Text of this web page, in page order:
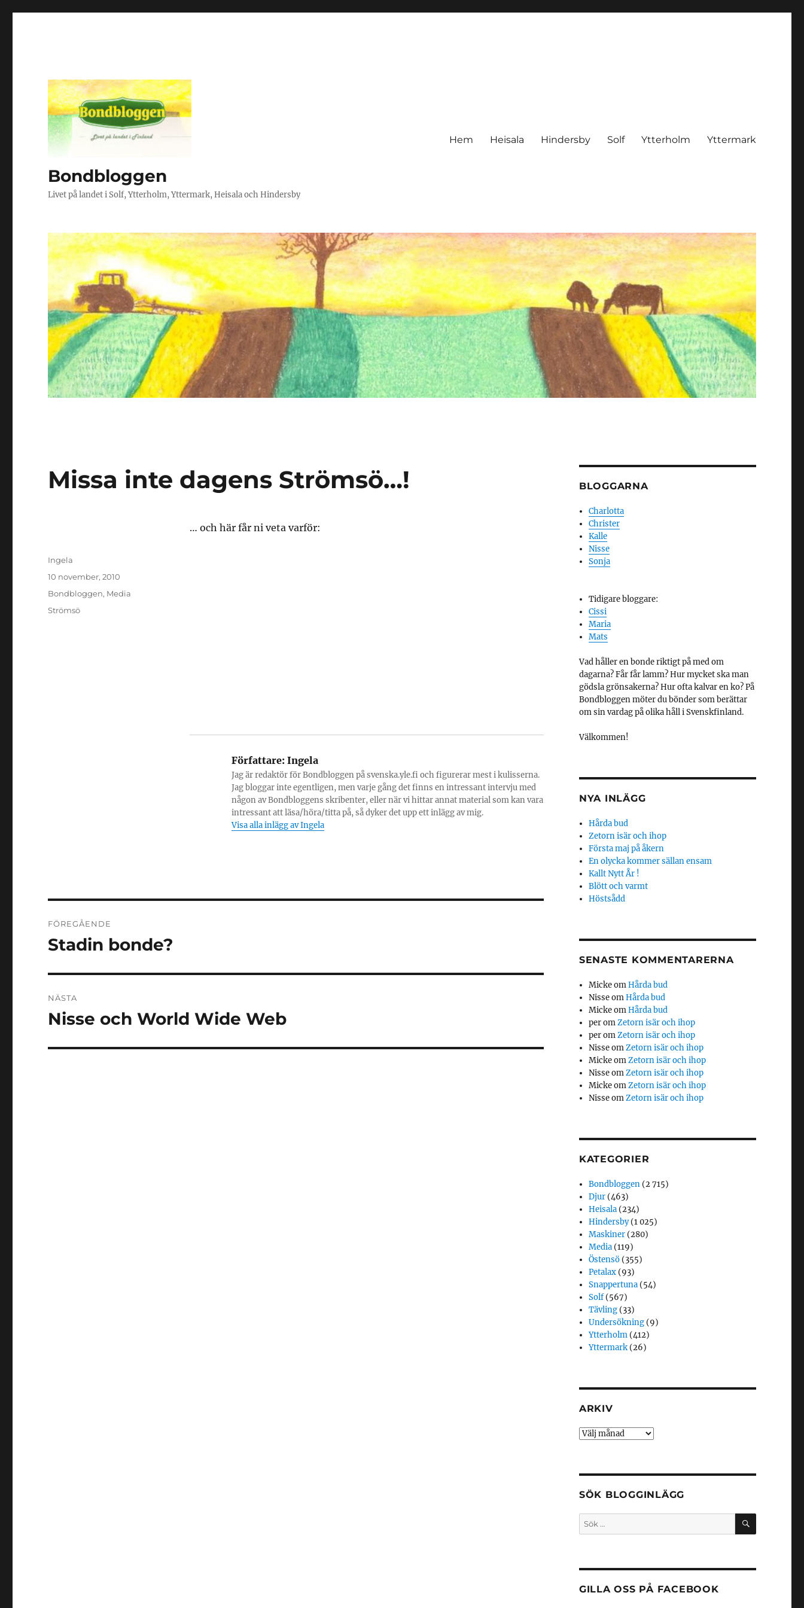
Bondbloggen
Livet på landet i Solf, Ytterholm, Yttermark, Heisala och Hindersby
Hem Heisala Hindersby Solf Ytterholm Yttermark
Missa inte dagens Strömsö…!
… och här får ni veta varför:
Författare:Ingela
Jag är redaktör för Bondbloggen på svenska.yle.fi och figurerar mest i kulisserna.
Jag bloggar inte egentligen, men varje gång det finns en intressant intervju med
någon av Bondbloggens skribenter, eller när vi hittar annat material som kan vara
intressant att läsa/höra/titta på, så dyker det upp ett inlägg av mig.
Visa alla inlägg av Ingela
Författare
Ingela
Publicerat
10 november, 2010
Kategorier
Bondbloggen, Media
Etiketter
Strömsö
FÖREGÅENDE
Föregående
Stadin bonde?
NÄSTA
Nästa
Nisse och World Wide Web
BLOGGARNA
Charlotta
Christer
Kalle
Nisse
Sonja
Tidigare bloggare:
Cissi
Maria
Mats
Vad håller en bonde riktigt på med om
dagarna? Får får lamm? Hur mycket ska man
gödsla grönsakerna? Hur ofta kalvar en ko? På
Bondbloggen möter du bönder som berättar
om sin vardag på olika håll i Svenskfinland.
Välkommen!
NYA INLÄGG
Hårda bud
Zetorn isär och ihop
Första maj på åkern
En olycka kommer sällan ensam
Kallt Nytt År !
Blött och varmt
Höstsådd
SENASTE KOMMENTARERNA
MickeomHårda bud
NisseomHårda bud
MickeomHårda bud
peromZetorn isär och ihop
peromZetorn isär och ihop
NisseomZetorn isär och ihop
MickeomZetorn isär och ihop
NisseomZetorn isär och ihop
MickeomZetorn isär och ihop
NisseomZetorn isär och ihop
KATEGORIER
Bondbloggen (2 715)
Djur (463)
Heisala (234)
Hindersby(1 025)
Maskiner (280)
Media (119)
Östensö (355)
Petalax (93)
Snappertuna (54)
Solf(567)
Tävling (33)
Undersökning (9)
Ytterholm (412)
Yttermark (26)
ARKIV
Arkiv
SÖK BLOGGINLÄGG
Sök
efter:
SÖK
GILLA OSS PÅ FACEBOOK